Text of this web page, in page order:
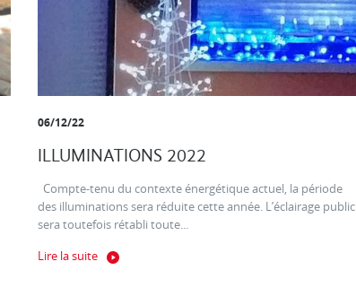
06/12/22
ILLUMINATIONS 2022
Compte-tenu du contexte énergétique actuel, la période
des illuminations sera réduite cette année. L’éclairage public
sera toutefois rétabli toute...
Lire la suite